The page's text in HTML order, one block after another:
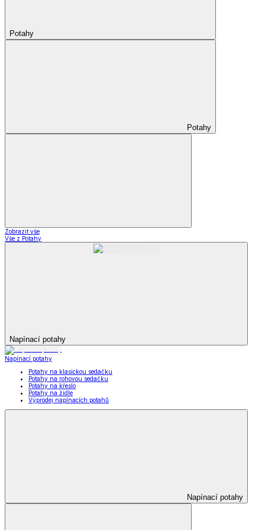
Potahy
Potahy
Zobrazit vše
Vše z Potahy
Napínací potahy
Napínací potahy
Potahy na klasickou sedačku
Potahy na rohovou sedačku
Potahy na křeslo
Potahy na židle
Výprodej napínacích potahů
Napínací potahy